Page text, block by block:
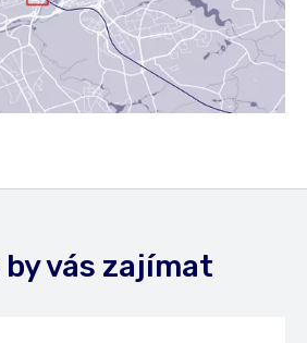
by vás zajímat